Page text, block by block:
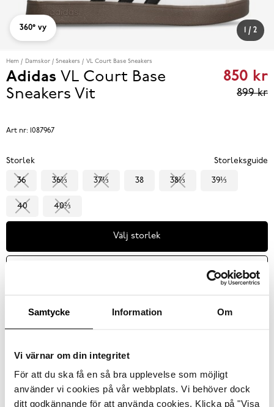
Samtycke Information Om
Vi värnar om din integritet
För att du ska få en så bra upplevelse som möjligt
använder vi cookies på vår webbplats. Vi behöver dock
ditt godkännande för att använda cookies. Klicka på "Visa
/ 2
360° vy
Hem Damskor Sneakers VL Court Base Sneakers
Adidas VL Court Base
Sneakers Vit
Current
850 kr
899 kr
Art nr: 1087967
Storlek Storleksguide
36 36⅔ 37⅓ 38 38⅔ 39⅓
40 40⅔
Välj storlek
Produktbeskrivning
Ge din vardag en avslappnad skatestil med dessa sneakers